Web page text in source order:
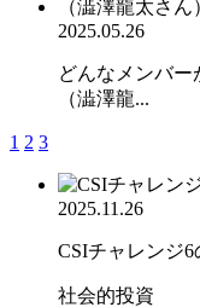
2025.05.26
どんなメンバー
（澁澤龍...
1 2 3
2025.11.26
CSIチャレンジ
社会的投資